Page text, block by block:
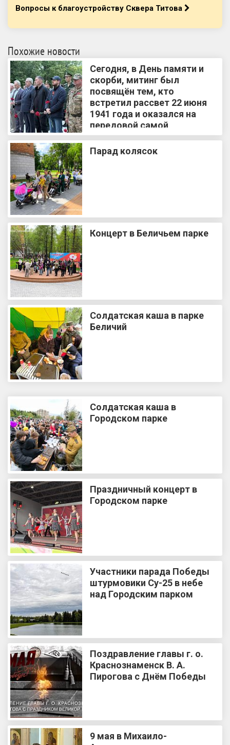
Вопросы к благоустройству Сквера Титова
Похожие новости
Сегодня, в День памяти и
скорби, митинг был
посвящён тем, кто
встретил рассвет 22 июня
1941 года и оказался на
передовой самой
кровопролитной войны в
истории человечества
Парад колясок
Концерт в Беличьем парке
Солдатская каша в парке
Беличий
Солдатская каша в
Городском парке
Праздничный концерт в
Городском парке
Участники парада Победы
штурмовики Су-25 в небе
над Городским парком
Поздравление главы г. о.
Краснознаменск В. А.
Пирогова с Днём Победы
9 мая в Михаило-